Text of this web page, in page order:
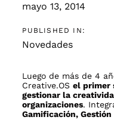
mayo 13, 2014
PUBLISHED IN:
Novedades
Luego de más de 4
Creative.OSel primer
gestionar la
organizaciones.
Gamificación,